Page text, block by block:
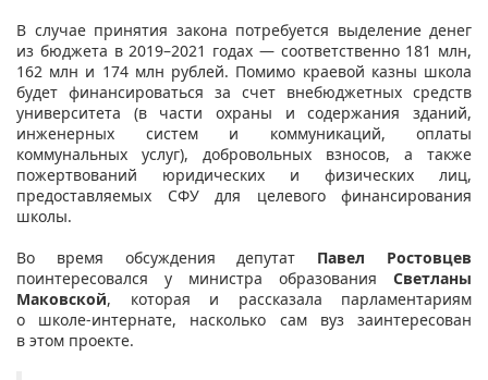
В случае принятия закона потребуется выделение денег
из бюджета в 2019–2021 годах — соответственно 181 млн,
162 млн и 174 млн рублей. Помимо краевой казны школа
будет финансироваться за счет внебюджетных средств
университета (в части охраны и содержания зданий,
инженерных систем и коммуникаций, оплаты
коммунальных услуг), добровольных взносов, а также
пожертвований юридических и физических лиц,
предоставляемых СФУ для целевого финансирования
школы.
Во время обсуждения депутат Павел Ростовцев
поинтересовался у министра образования Светланы
Маковской, которая и рассказала парламентариям
о школе-интернате, насколько сам вуз заинтересован
в этом проекте.